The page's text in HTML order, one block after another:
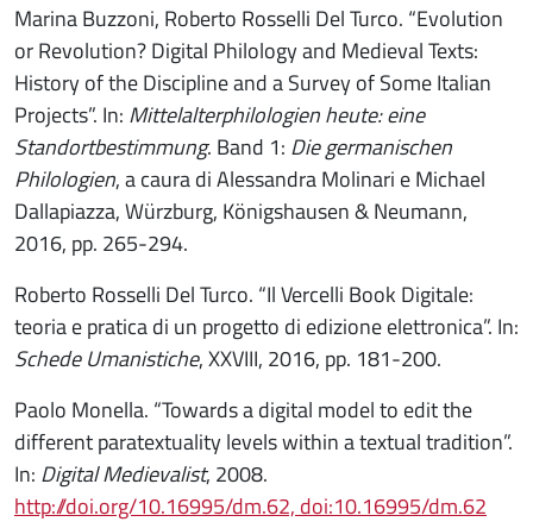
Marina Buzzoni, Roberto Rosselli Del Turco. “Evolution
or Revolution? Digital Philology and Medieval Texts:
History of the Discipline and a Survey of Some Italian
Projects”. In: Mittelalterphilologien heute: eine
Standortbestimmung. Band 1: Die germanischen
Philologien, a caura di Alessandra Molinari e Michael
Dallapiazza, Würzburg, Königshausen & Neumann,
2016, pp. 265-294.
Roberto Rosselli Del Turco. “Il Vercelli Book Digitale:
teoria e pratica di un progetto di edizione elettronica”. In:
Schede Umanistiche, XXVIII, 2016, pp. 181-200.
Paolo Monella. “Towards a digital model to edit the
different paratextuality levels within a textual tradition”.
In: Digital Medievalist, 2008.
http://doi.org/10.16995/dm.62, doi:10.16995/dm.62